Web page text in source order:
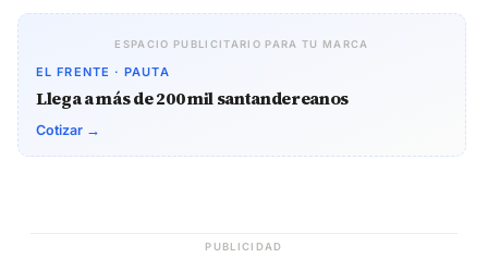
ESPACIO PUBLICITARIO PARA TU MARCA
EL FRENTE · PAUTA
Llega a más de 200 mil santandereanos
Cotizar →
PUBLICIDAD